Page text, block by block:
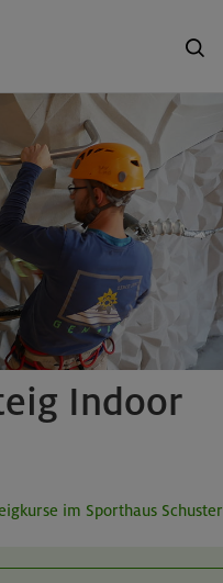
Indoor
im Sporthaus Schuster